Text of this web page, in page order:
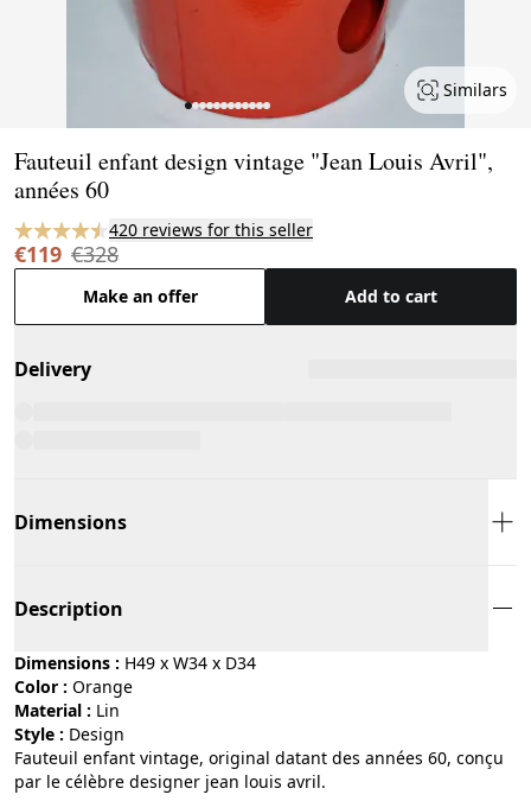
Similars
Fauteuil enfant design vintage "Jean Louis Avril",
années 60
420 reviews for this seller
€119 €328
Make an offer Add to cart
Delivery
Dimensions
Description
Dimensions : H49 x W34 x D34
Color :
orange
Material :
lin
Style :
design
Fauteuil enfant vintage, original datant des années 60, conçu
par le célèbre designer jean louis avril.